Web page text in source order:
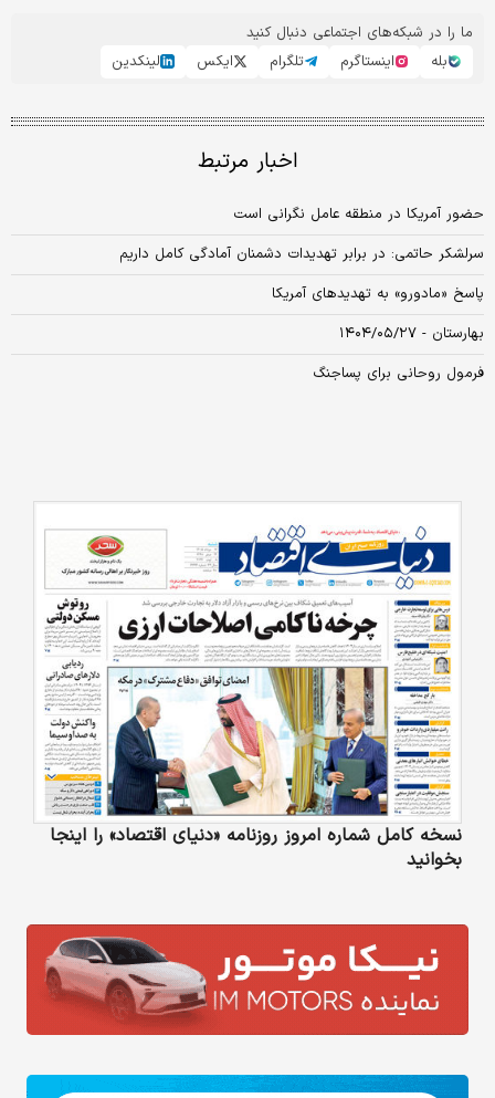
ما را در شبکه‌های اجتماعی دنبال کنید
بله
اینستاگرم تلگرام ایکس لینکدین
اخبار مرتبط
حضور آمریکا در منطقه عامل نگرانی است
سرلشکر حاتمی: در برابر تهدیدات دشمنان آمادگی کامل داریم
پاسخ «مادورو» به تهدیدهای آمریکا
بهارستان - ۱۴۰۴/۰۵/۲۷
فرمول روحانی برای پساجنگ
نسخه کامل شماره امروز روزنامه «دنیای‌ اقتصاد» را اینجا
بخوانید